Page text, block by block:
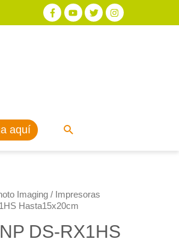
aquí
Imaging / Impresoras
Hasta15x20cm
DS-RX1HS